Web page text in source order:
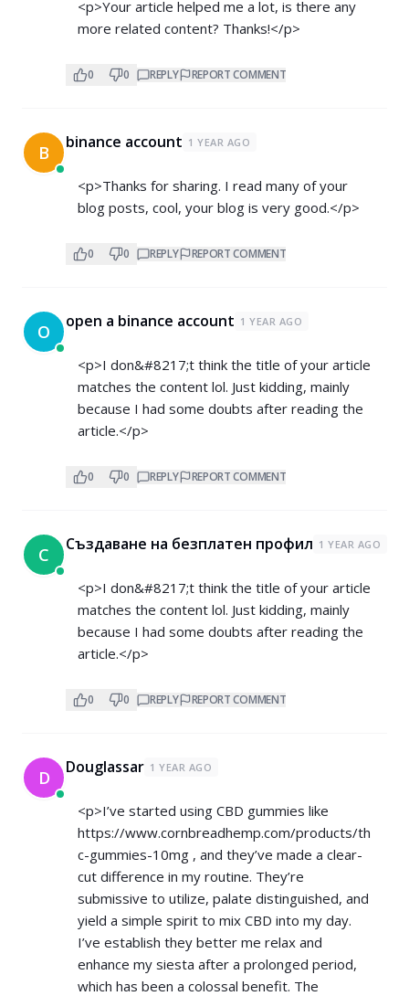
<p>Your article helped me a lot, is there any
more related content? Thanks!</p>
0 0 REPLY REPORT COMMENT
B binance account 1 YEAR AGO
<p>Thanks for sharing. I read many of your
blog posts, cool, your blog is very good.</p>
0 0 REPLY REPORT COMMENT
O open a binance account 1 YEAR AGO
<p>I don&#8217;t think the title of your article
matches the content lol. Just kidding, mainly
because I had some doubts after reading the
article.</p>
0 0 REPLY REPORT COMMENT
С Създаване на безплатен профил 1 YEAR AGO
<p>I don&#8217;t think the title of your article
matches the content lol. Just kidding, mainly
because I had some doubts after reading the
article.</p>
0 0 REPLY REPORT COMMENT
D Douglassar 1 YEAR AGO
<p>I’ve started using CBD gummies like
https://www.cornbreadhemp.com/products/th
c-gummies-10mg , and they’ve made a clear-
cut difference in my routine. They’re
submissive to utilize, palate distinguished, and
yield a simple spirit to mix CBD into my day.
I’ve establish they better me relax and
enhance my siesta after a prolonged period,
which has been a colossal benefit. The